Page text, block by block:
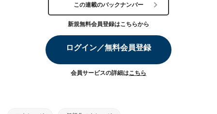
この連載のバックナンバー
新規無料会員登録はこちらから
ログイン／無料会員登録
会員サービスの詳細はこちら